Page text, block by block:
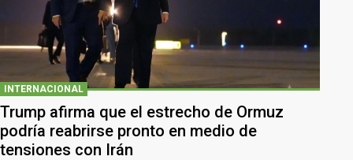
INTERNACIONAL
Trump afirma que el estrecho de Ormuz
podría reabrirse pronto en medio de
tensiones con Irán